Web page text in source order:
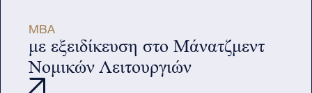
MBA
με εξειδίκευση στο Μάνατζμεντ
Νομικών Λειτουργιών